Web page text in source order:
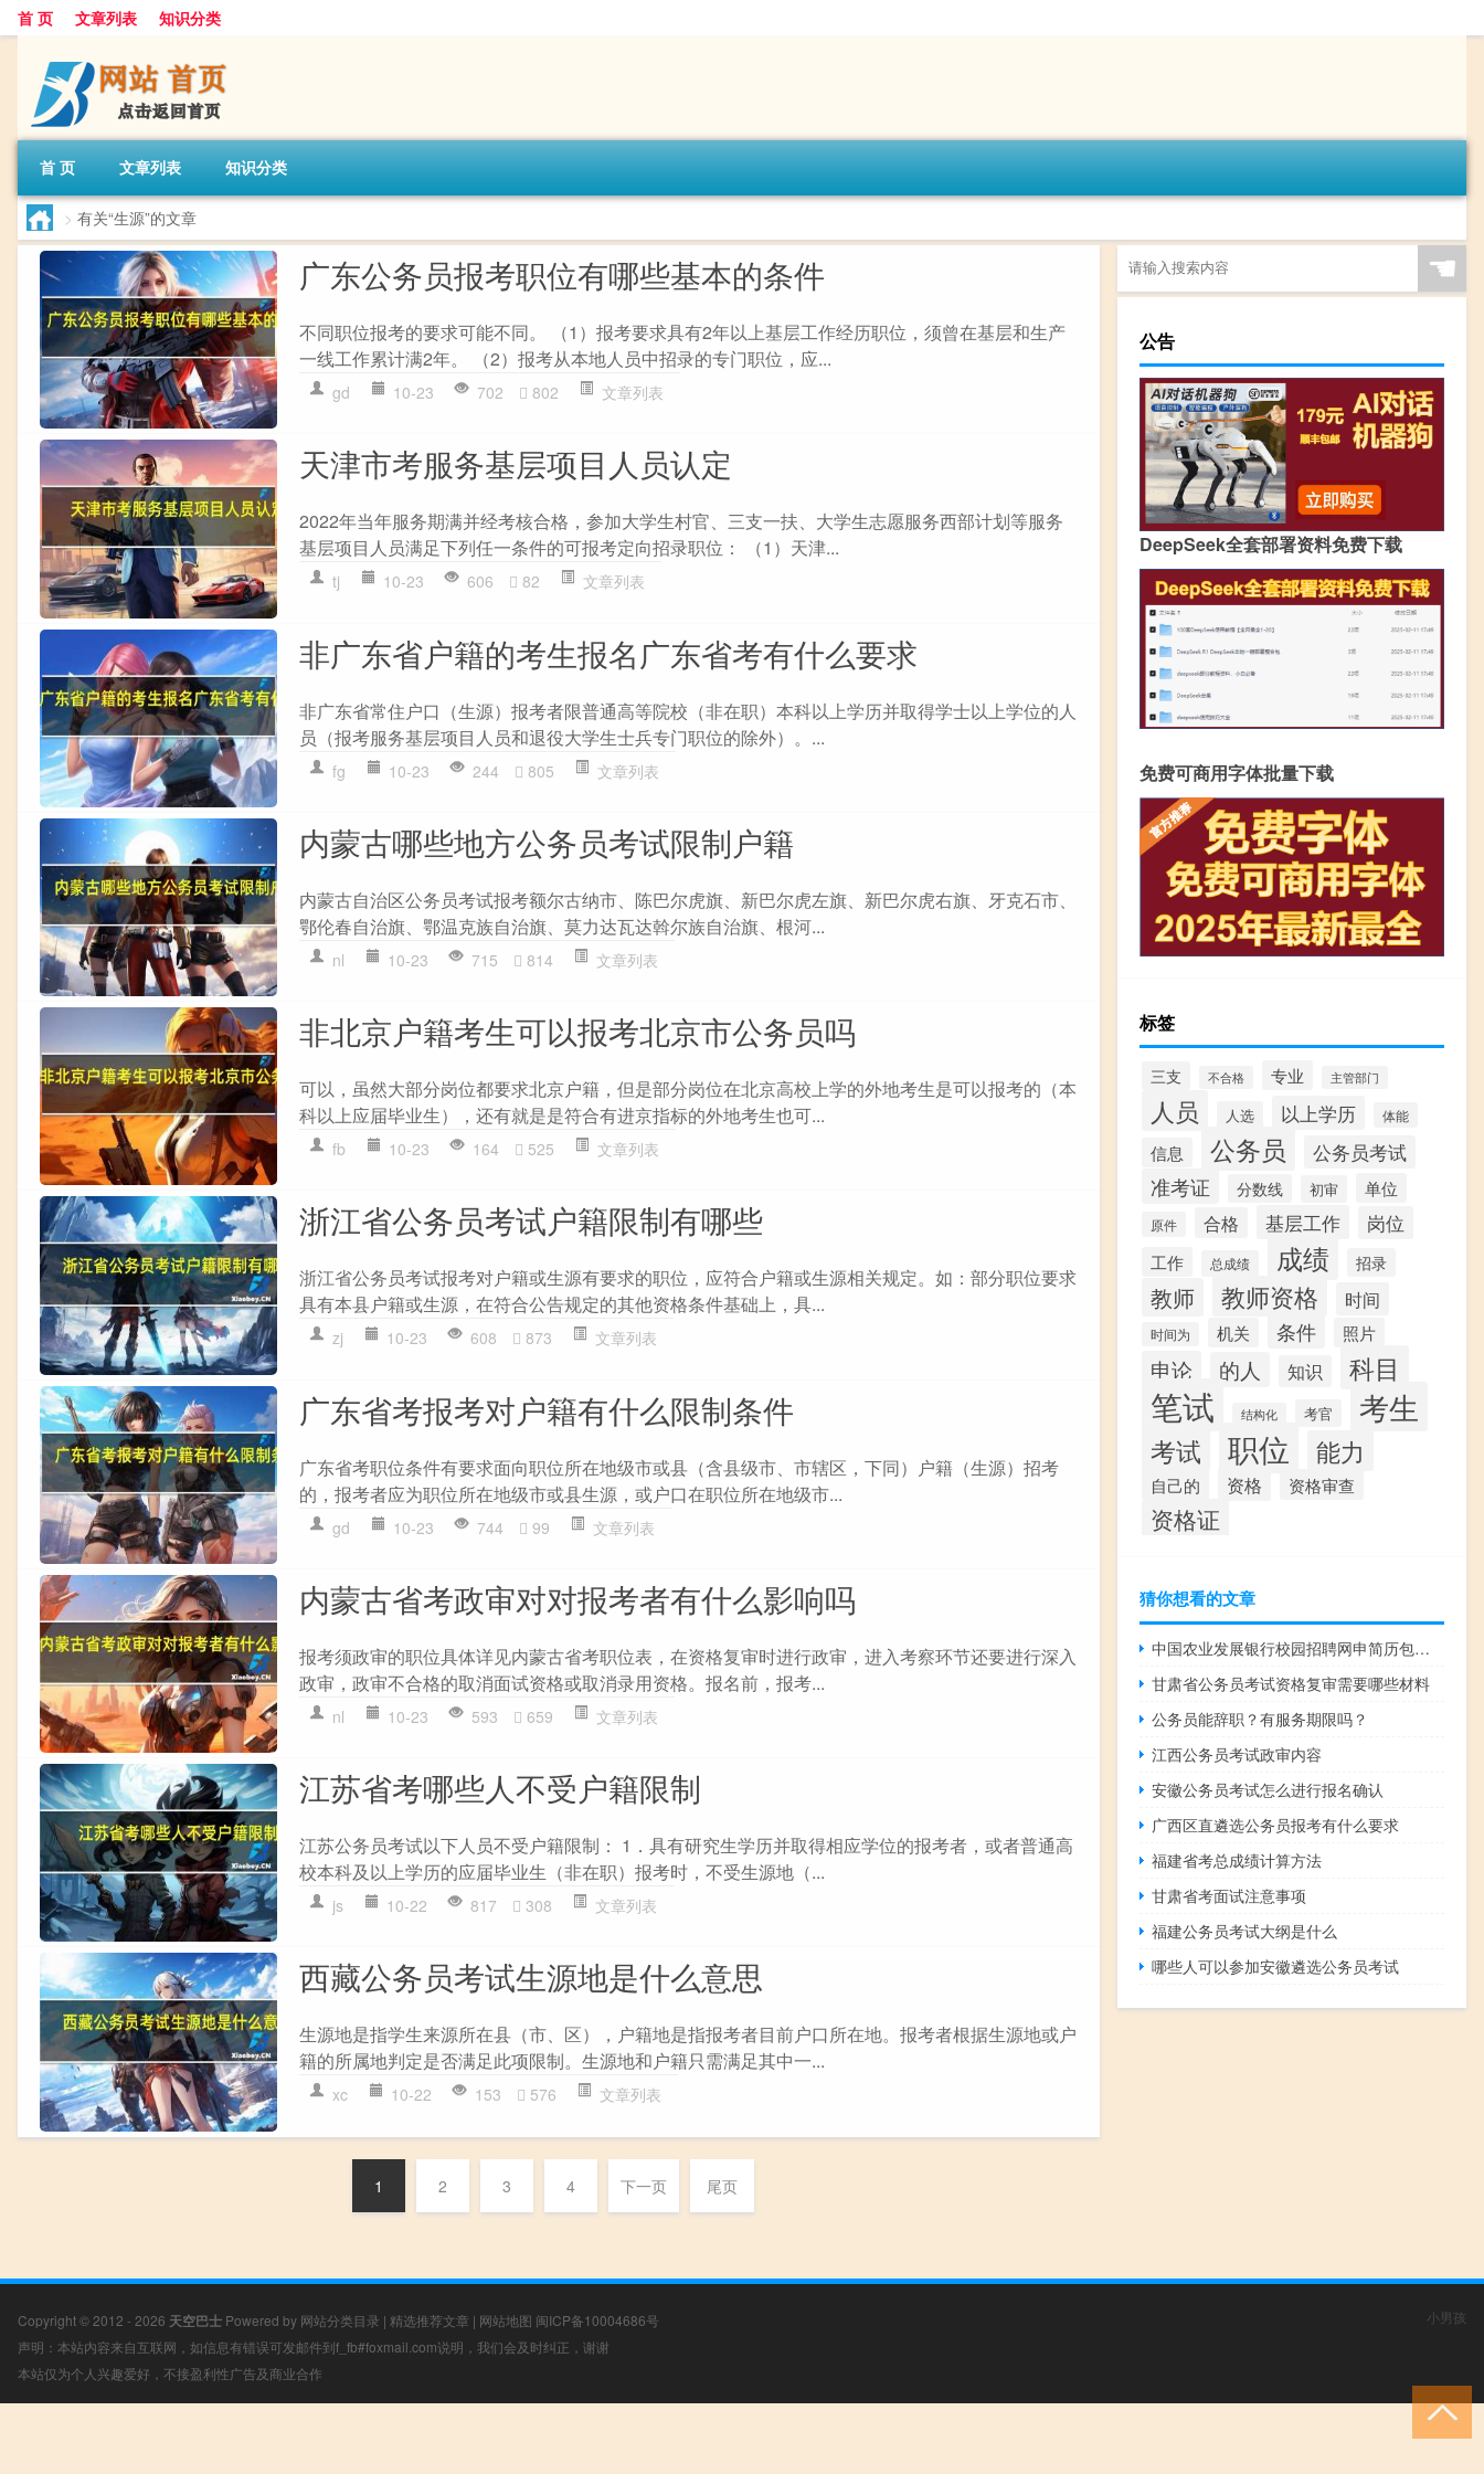
首 页 文章列表 知识分类
首 页 文章列表 知识分类
> 有关“生源”的文章
广东公务员报考职位有哪些基本的条件
不同职位报考的要求可能不同。 （1）报考要求具有2年以上基层工作经历职位，须曾在基层和生产
一线工作累计满2年。 （2）报考从本地人员中招录的专门职位，应...
gd 10-23 702 802 文章列表
天津市考服务基层项目人员认定
2022年当年服务期满并经考核合格，参加大学生村官、三支一扶、大学生志愿服务西部计划等服务
基层项目人员满足下列任一条件的可报考定向招录职位： （1）天津...
tj 10-23 606 82 文章列表
非广东省户籍的考生报名广东省考有什么要求
非广东省常住户口（生源）报考者限普通高等院校（非在职）本科以上学历并取得学士以上学位的人
员（报考服务基层项目人员和退役大学生士兵专门职位的除外）。...
fg 10-23 244 805 文章列表
内蒙古哪些地方公务员考试限制户籍
内蒙古自治区公务员考试报考额尔古纳市、陈巴尔虎旗、新巴尔虎左旗、新巴尔虎右旗、牙克石市、
鄂伦春自治旗、鄂温克族自治旗、莫力达瓦达斡尔族自治旗、根河...
nl 10-23 715 814 文章列表
非北京户籍考生可以报考北京市公务员吗
可以，虽然大部分岗位都要求北京户籍，但是部分岗位在北京高校上学的外地考生是可以报考的（本
科以上应届毕业生），还有就是是符合有进京指标的外地考生也可...
fb 10-23 164 525 文章列表
浙江省公务员考试户籍限制有哪些
浙江省公务员考试报考对户籍或生源有要求的职位，应符合户籍或生源相关规定。如：部分职位要求
具有本县户籍或生源，在符合公告规定的其他资格条件基础上，具...
zj 10-23 608 873 文章列表
广东省考报考对户籍有什么限制条件
广东省考职位条件有要求面向职位所在地级市或县（含县级市、市辖区，下同）户籍（生源）招考
的，报考者应为职位所在地级市或县生源，或户口在职位所在地级市...
gd 10-23 744 99 文章列表
内蒙古省考政审对对报考者有什么影响吗
报考须政审的职位具体详见内蒙古省考职位表，在资格复审时进行政审，进入考察环节还要进行深入
政审，政审不合格的取消面试资格或取消录用资格。报名前，报考...
nl 10-23 593 659 文章列表
江苏省考哪些人不受户籍限制
江苏公务员考试以下人员不受户籍限制： 1．具有研究生学历并取得相应学位的报考者，或者普通高
校本科及以上学历的应届毕业生（非在职）报考时，不受生源地（...
js 10-22 817 308 文章列表
西藏公务员考试生源地是什么意思
生源地是指学生来源所在县（市、区），户籍地是指报考者目前户口所在地。报考者根据生源地或户
籍的所属地判定是否满足此项限制。生源地和户籍只需满足其中一...
xc 10-22 153 576 文章列表
1 2 3 4 下一页 尾页
☚
公告
DeepSeek全套部署资料免费下载
免费可商用字体批量下载
标签
三支 不合格 专业 主管部门
人员 人选 以上学历 体能
信息 公务员 公务员考试
准考证 分数线 初审 单位
原件 合格 基层工作 岗位
工作 总成绩 成绩 招录
教师 教师资格 时间
时间为 机关 条件 照片
申论 的人 知识 科目
笔试 结构化 考官 考生
考试 职位 能力
自己的 资格 资格审查
资格证
猜你想看的文章
中国农业发展银行校园招聘网申简历包含哪些内容
甘肃省公务员考试资格复审需要哪些材料
公务员能辞职？有服务期限吗？
江西公务员考试政审内容
安徽公务员考试怎么进行报名确认
广西区直遴选公务员报考有什么要求
福建省考总成绩计算方法
甘肃省考面试注意事项
福建公务员考试大纲是什么
哪些人可以参加安徽遴选公务员考试
Copyright © 2012 - 2026 天空巴士 Powered by 网站分类目录 | 精选推荐文章 | 网站地图 闽ICP备10004686号
声明：本站内容来自互联网，如信息有错误可发邮件到f_fb#foxmail.com说明，我们会及时纠正，谢谢
本站仅为个人兴趣爱好，不接盈利性广告及商业合作
小男孩